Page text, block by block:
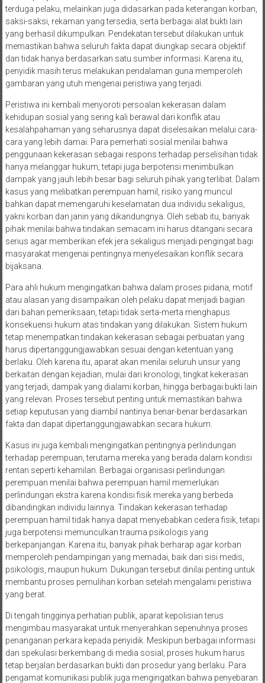
terduga pelaku, melainkan juga didasarkan pada keterangan korban,
saksi-saksi, rekaman yang tersedia, serta berbagai alat bukti lain
yang berhasil dikumpulkan. Pendekatan tersebut dilakukan untuk
memastikan bahwa seluruh fakta dapat diungkap secara objektif
dan tidak hanya berdasarkan satu sumber informasi. Karena itu,
penyidik masih terus melakukan pendalaman guna memperoleh
gambaran yang utuh mengenai peristiwa yang terjadi.
Peristiwa ini kembali menyoroti persoalan kekerasan dalam
kehidupan sosial yang sering kali berawal dari konflik atau
kesalahpahaman yang seharusnya dapat diselesaikan melalui cara-
cara yang lebih damai. Para pemerhati sosial menilai bahwa
penggunaan kekerasan sebagai respons terhadap perselisihan tidak
hanya melanggar hukum, tetapi juga berpotensi menimbulkan
dampak yang jauh lebih besar bagi seluruh pihak yang terlibat. Dalam
kasus yang melibatkan perempuan hamil, risiko yang muncul
bahkan dapat memengaruhi keselamatan dua individu sekaligus,
yakni korban dan janin yang dikandungnya. Oleh sebab itu, banyak
pihak menilai bahwa tindakan semacam ini harus ditangani secara
serius agar memberikan efek jera sekaligus menjadi pengingat bagi
masyarakat mengenai pentingnya menyelesaikan konflik secara
bijaksana.
Para ahli hukum mengingatkan bahwa dalam proses pidana, motif
atau alasan yang disampaikan oleh pelaku dapat menjadi bagian
dari bahan pemeriksaan, tetapi tidak serta-merta menghapus
konsekuensi hukum atas tindakan yang dilakukan. Sistem hukum
tetap menempatkan tindakan kekerasan sebagai perbuatan yang
harus dipertanggungjawabkan sesuai dengan ketentuan yang
berlaku. Oleh karena itu, aparat akan menilai seluruh unsur yang
berkaitan dengan kejadian, mulai dari kronologi, tingkat kekerasan
yang terjadi, dampak yang dialami korban, hingga berbagai bukti lain
yang relevan. Proses tersebut penting untuk memastikan bahwa
setiap keputusan yang diambil nantinya benar-benar berdasarkan
fakta dan dapat dipertanggungjawabkan secara hukum.
Kasus ini juga kembali mengingatkan pentingnya perlindungan
terhadap perempuan, terutama mereka yang berada dalam kondisi
rentan seperti kehamilan. Berbagai organisasi perlindungan
perempuan menilai bahwa perempuan hamil memerlukan
perlindungan ekstra karena kondisi fisik mereka yang berbeda
dibandingkan individu lainnya. Tindakan kekerasan terhadap
perempuan hamil tidak hanya dapat menyebabkan cedera fisik, tetapi
juga berpotensi memunculkan trauma psikologis yang
berkepanjangan. Karena itu, banyak pihak berharap agar korban
memperoleh pendampingan yang memadai, baik dari sisi medis,
psikologis, maupun hukum. Dukungan tersebut dinilai penting untuk
membantu proses pemulihan korban setelah mengalami peristiwa
yang berat.
Di tengah tingginya perhatian publik, aparat kepolisian terus
mengimbau masyarakat untuk menyerahkan sepenuhnya proses
penanganan perkara kepada penyidik. Meskipun berbagai informasi
dan spekulasi berkembang di media sosial, proses hukum harus
tetap berjalan berdasarkan bukti dan prosedur yang berlaku. Para
pengamat komunikasi publik juga mengingatkan bahwa penyebaran